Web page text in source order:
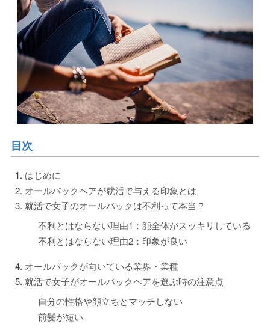
目次
はじめに
オールバックヘアが就活で与える印象とは
就活で女子のオールバックは不利って本当？
不利とはならない理由1：顔全体がスッキリしている
不利とはならない理由2：印象が良い
オールバックが向いている業界・業種
就活で女子がオールバックヘアを選ぶ時の注意点
自分の性格や顔立ちとマッチしない
前髪が短い